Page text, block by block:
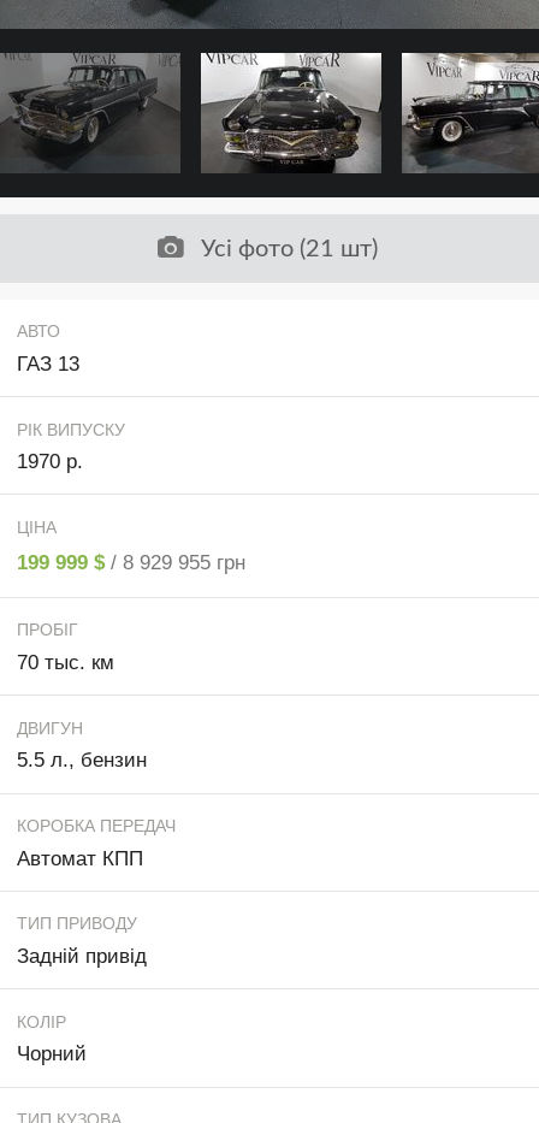
Усі фото (21 шт)
АВТО
ГАЗ 13
РІК ВИПУСКУ
1970 р.
ЦІНА
199 999 $ / 8 929 955 грн
ПРОБІГ
70 тыс. км
ДВИГУН
5.5 л., бензин
КОРОБКА ПЕРЕДАЧ
Автомат КПП
ТИП ПРИВОДУ
Задній привід
КОЛІР
Чорний